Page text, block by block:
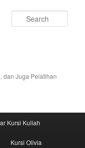
dan Juga Pelatihan
Kursi Kuliah
Kursi Olivia